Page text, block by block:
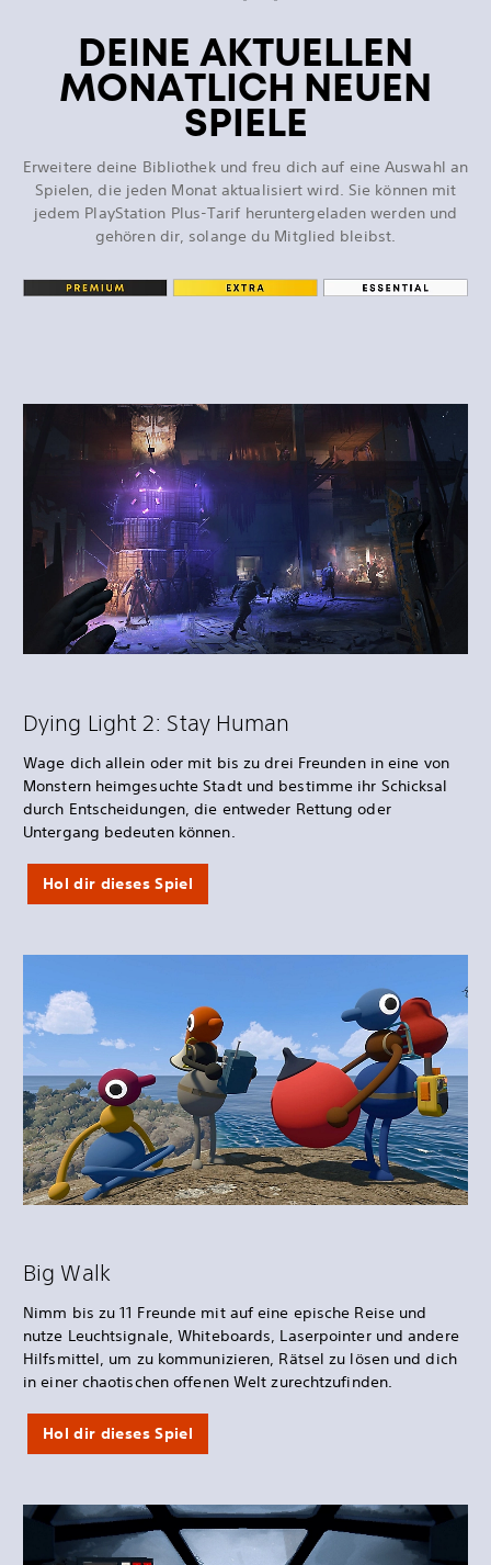
DEINE AKTUELLEN
MONATLICH NEUEN
SPIELE
Erweitere deine Bibliothek und freu dich auf eine Auswahl an
Spielen, die jeden Monat aktualisiert wird. Sie können mit
jedem PlayStation Plus-Tarif heruntergeladen werden und
gehören dir, solange du Mitglied bleibst.
Dying Light 2: Stay Human
Wage dich allein oder mit bis zu drei Freunden in eine von
Monstern heimgesuchte Stadt und bestimme ihr Schicksal
durch Entscheidungen, die entweder Rettung oder
Untergang bedeuten können.
Hol dir dieses Spiel
Big Walk
Nimm bis zu 11 Freunde mit auf eine epische Reise und
nutze Leuchtsignale, Whiteboards, Laserpointer und andere
Hilfsmittel, um zu kommunizieren, Rätsel zu lösen und dich
in einer chaotischen offenen Welt zurechtzufinden.
Hol dir dieses Spiel